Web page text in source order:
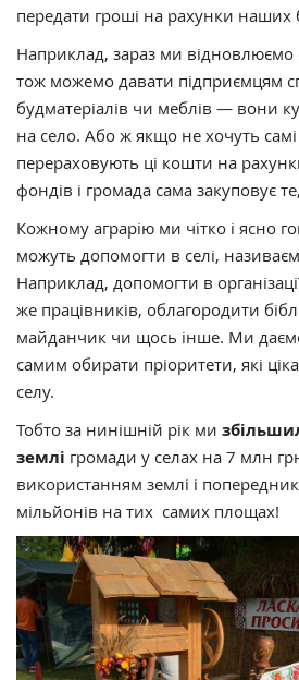
передати гроші на рахунки наших
Наприклад, зараз ми відновлюємо
тож можемо давати підприємцям
будматеріалів чи меблів — вони
на село. Або ж якщо не хочуть
перераховують ці кошти на
фондів і громада сама закуповує
Кожному аграрію ми чітко і ясно
можуть допомогти в селі,
Наприклад, допомогти в
же працівників, облагородити
майданчик чи щось інше. Ми
самим обирати пріоритети, які
селу.
Тобто за нинішній рік ми
землі громади у селах на 7 млн
використанням землі і
мільйонів на тих самих площах!